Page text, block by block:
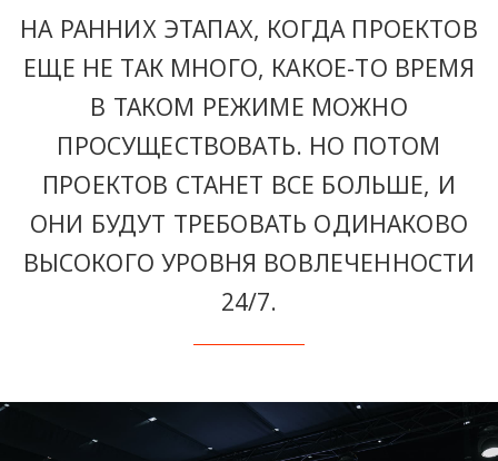
НА РАННИХ ЭТАПАХ, КОГДА ПРОЕКТОВ
ЕЩЕ НЕ ТАК МНОГО, КАКОЕ-ТО ВРЕМЯ
В ТАКОМ РЕЖИМЕ МОЖНО
ПРОСУЩЕСТВОВАТЬ. НО ПОТОМ
ПРОЕКТОВ СТАНЕТ ВСЕ БОЛЬШЕ, И
ОНИ БУДУТ ТРЕБОВАТЬ ОДИНАКОВО
ВЫСОКОГО УРОВНЯ ВОВЛЕЧЕННОСТИ
24/7.